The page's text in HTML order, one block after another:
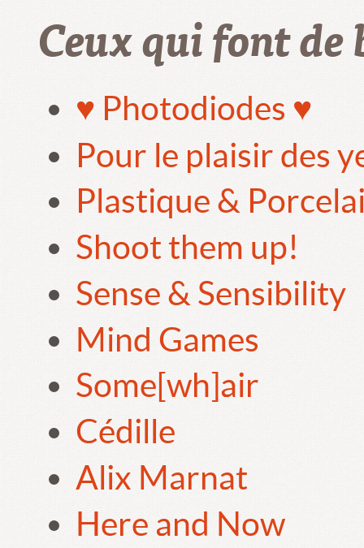
Ceux qui font de
♥ Photodiodes ♥
Pour le plaisir des
Plastique &
Shoot them up!
Sense & Sensibility
Mind Games
Some[wh]air
Cédille
Alix Marnat
Here and Now